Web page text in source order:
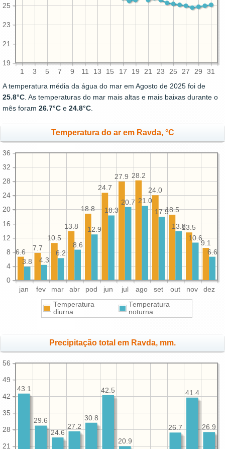
1 3 5 7 9 11 13 15 17 19 21 23 25 27 29 31
19
21
23
25
A temperatura média da água do mar em Agosto de 2025 foi de
25.8°C . As temperaturas do mar mais altas e mais baixas durante o
mês foram 26.7°C e 24.8°C
Temperatura do ar em Ravda, °C
jan fev mar abr pod jun jul ago set out nov dez
0
4
8
12
16
20
24
28
32
36
9.1
13.5
18.5
24.0
28.2
27.9
24.7
18.8
13.8
10.5
7.7
6.6 6.6
10.6
13.8
17.9
21.0
20.7
18.3
12.9
8.6
6.2
4.3
3.8
Temperatura
diurna
Temperatura
noturna
Precipitação total em Ravda, mm.
21
28
35
42
49
56
26.9
41.4
26.7
20.9
42.5
30.8
27.2
24.6
29.6
43.1